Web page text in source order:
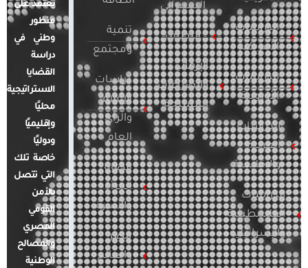
الدراسات
الأمريكية
الدراسات
الأوروبية
الدراسات
العربية
والإقليمية
الدراسات
الفلسطينية
والإسرائيلية
السيبراني
التطرف
الإرهاب
والصراعات
المسلحة
تنمية
ومجتمع
دراسات
الإعلام
والرأي
العام
قضايا
المرأة
والأسرة
مصر
والعالم
يعتمد على
منظور
وطني في
دراسة
القضايا
الاستراتيجية
محليًا
وإقليميًا
ودوليًا
خاصة تلك
التي تتصل
بالأمن
القومي
المصري
والمصالح
الوطنية